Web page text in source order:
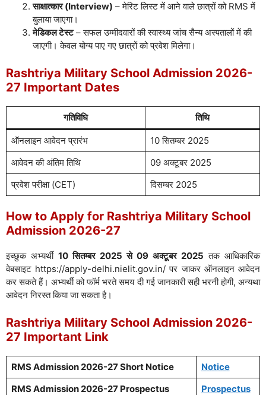
साक्षात्कार (Interview) – मेरिट लिस्ट में आने वाले छात्रों को RMS में
बुलाया जाएगा।
मेडिकल टेस्ट– सफल उम्मीदवारों की स्वास्थ्य जांच सैन्य अस्पतालों में की
जाएगी। केवल योग्य पाए गए छात्रों को प्रवेश मिलेगा।
Rashtriya Military School Admission 2026-
27 Important Dates
गतिविधि तिथि
ऑनलाइन आवेदन प्रारंभ
10 सितम्बर 2025
आवेदन की अंतिम तिथि
09 अक्टूबर 2025
प्रवेश परीक्षा (CET)
दिसम्बर 2025
How to Apply for Rashtriya Military School
Admission 2026-27
इच्छुक अभ्यर्थी 10 सितम्बर 2025 से 09 अक्टूबर 2025 तक आधिकारिक
वेबसाइट https://apply-delhi.nielit.gov.in/ पर जाकर ऑनलाइन आवेदन
कर सकते हैं। अभ्यर्थी को फॉर्म भरते समय दी गई जानकारी सही भरनी होगी, अन्यथा
आवेदन निरस्त किया जा सकता है।
Rashtriya Military School Admission 2026-
27 Important Link
RMS Admission 2026-27 Short Notice
Notice
RMS Admission 2026-27 Prospectus
Prospectus